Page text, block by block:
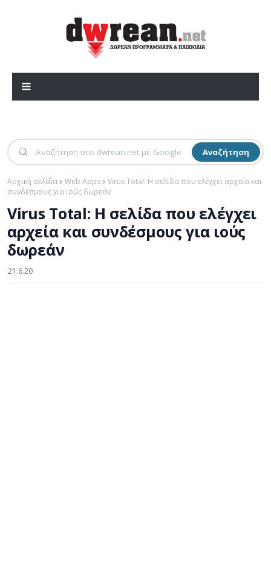
Αναζήτηση
Αρχική σελίδα Web Apps
Virus Total: Η σελίδα που ελέγχει αρχεία και
συνδέσμους για ιούς δωρεάν
Virus Total: Η σελίδα που ελέγχει
αρχεία και συνδέσμους για ιούς
δωρεάν
21.6.20